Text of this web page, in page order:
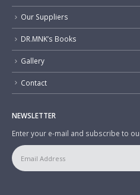
Our Suppliers
DR.MNK’s Books
Gallery
Contact
NEWSLETTER
Enter your e-mail and subscribe to